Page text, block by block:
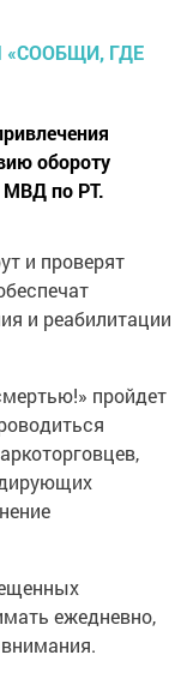
обороту
МВД по РТ.
и проверят
и реабилитации
пройдет
ежедневно,